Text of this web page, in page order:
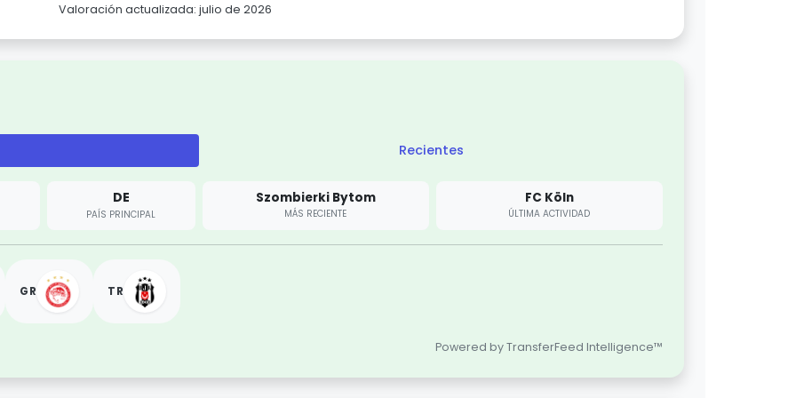
Valoración actualizada: julio de 2026
Recientes
DE
PAÍS PRINCIPAL
Szombierki Bytom
MÁS RECIENTE
FC Köln
ÚLTIMA ACTIVIDAD
GR TR
Powered by TransferFeed Intelligence™